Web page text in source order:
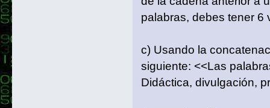
palabras, debes tener 6
c) Usando la
siguiente: <<Las
Didáctica, divulgación,